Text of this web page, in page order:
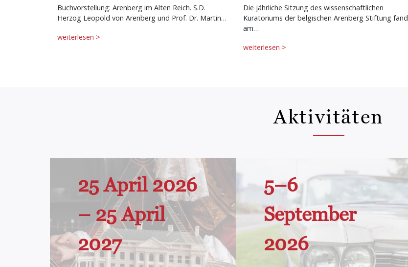
Buchvorstellung: Arenberg im Alten Reich. S.D.
Herzog Leopold von Arenberg und Prof. Dr. Martin…
weiterlesen >
Die jährliche Sitzung des wissenschaftlichen
Kuratoriums der belgischen Arenberg Stiftung fand
am…
weiterlesen >
Aktivitäten
25 April 2026
– 25 April
2027
5–6
September
2026